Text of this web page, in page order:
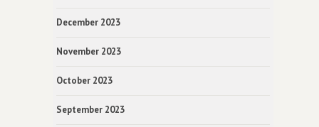
December 2023
November 2023
October 2023
September 2023